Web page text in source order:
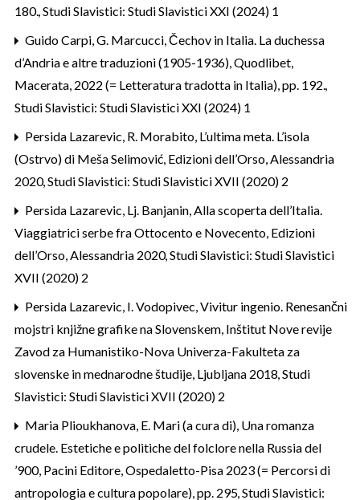
180.,Studi Slavistici: Studi Slavistici XXI (2024) 1
Guido Carpi,G. Marcucci, Čechov in Italia. La duchessa
d’Andria e altre traduzioni (1905-1936), Quodlibet,
Macerata, 2022 (= Letteratura tradotta in Italia), pp. 192.,
Studi Slavistici: Studi Slavistici XXI (2024) 1
Persida Lazarevic, R. Morabito, L’ultima meta. L’isola
(Ostrvo) di Meša Selimović, Edizioni dell’Orso, Alessandria
2020,Studi Slavistici: Studi Slavistici XVII (2020) 2
Persida Lazarevic, Lj. Banjanin, Alla scoperta dell’Italia.
Viaggiatrici serbe fra Ottocento e Novecento, Edizioni
dell’Orso, Alessandria 2020,Studi Slavistici: Studi Slavistici
XVII (2020) 2
Persida Lazarevic, I. Vodopivec, Vivitur ingenio. Renesančni
mojstri knjižne grafike na Slovenskem, Inštitut Nove revije
Zavod za Humanistiko-Nova Univerza-Fakulteta za
slovenske in mednarodne študije, Ljubljana 2018,Studi
Slavistici: Studi Slavistici XVII (2020) 2
Maria Plioukhanova, E. Mari (a cura di), Una romanza
crudele. Estetiche e politiche del folclore nella Russia del
’900, Pacini Editore, Ospedaletto-Pisa 2023 (= Percorsi di
antropologia e cultura popolare), pp. 295,Studi Slavistici: